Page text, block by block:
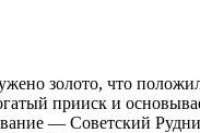
золото, что
прииск и
— Советский